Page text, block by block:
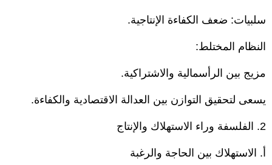
سلبيات: ضعف الكفاءة الإنتاجية.
النظام المختلط:
مزيج بين الرأسمالية والاشتراكية.
يسعى لتحقيق التوازن بين العدالة الاقتصادية والكفاءة.
2. الفلسفة وراء الاستهلاك والإنتاج
أ. الاستهلاك بين الحاجة والرغبة